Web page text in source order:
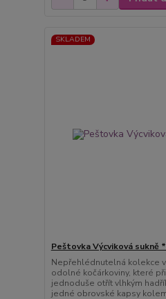
SKLADEM
Peštovka Výcviková sukně
Nepřehlédnutelná kolekce
odolné kočárkoviny, které
jednoduše otřít vlhkým
jedné obrovské kapsy